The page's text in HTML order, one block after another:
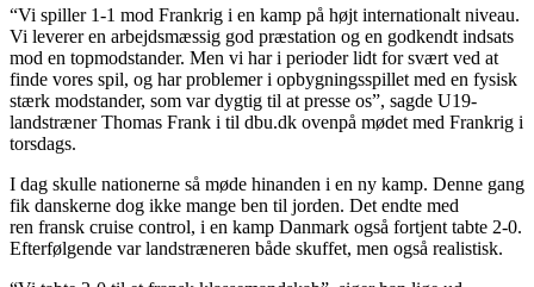
“Vi spiller 1-1 mod Frankrig i en kamp på højt internationalt niveau.
Vi leverer en arbejdsmæssig god præstation og en godkendt indsats
mod en topmodstander. Men vi har i perioder lidt for svært ved at
finde vores spil, og har problemer i opbygningsspillet med en fysisk
stærk modstander, som var dygtig til at presse os”, sagde U19-
landstræner Thomas Frank i til dbu.dk ovenpå mødet med Frankrig i
torsdags.
I dag skulle nationerne så møde hinanden i en ny kamp. Denne gang
fik danskerne dog ikke mange ben til jorden. Det endte med
ren fransk cruise control, i en kamp Danmark også fortjent tabte 2-0.
Efterfølgende var landstræneren både skuffet, men også realistisk.